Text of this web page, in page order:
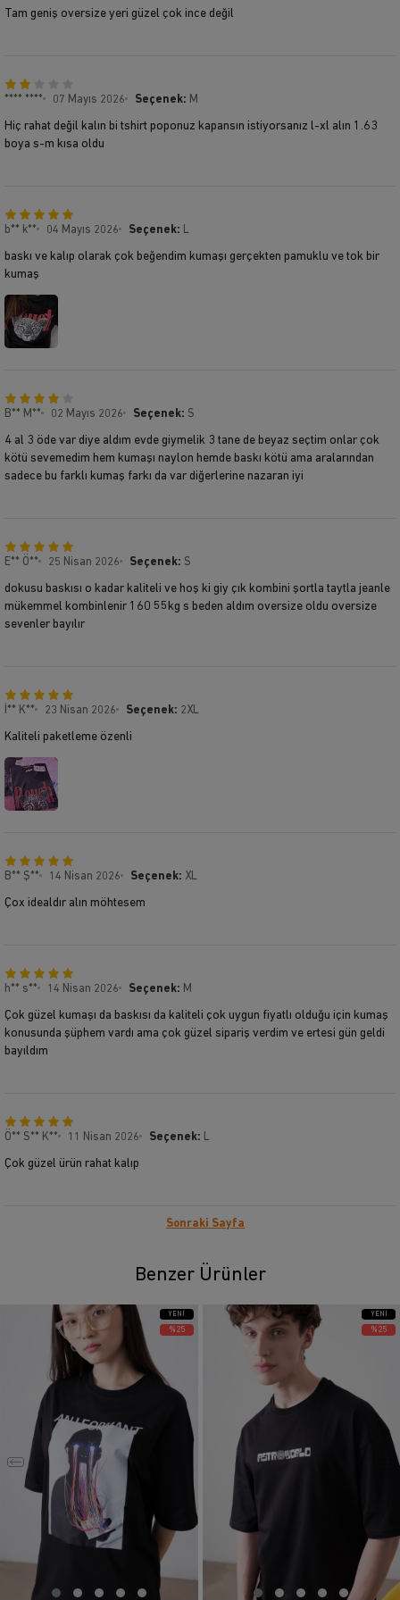
Tam geniş oversize yeri güzel çok ince değil
**** **** 07 Mayıs 2026 Seçenek: M
Hiç rahat değil kalın bi tshirt poponuz kapansın istiyorsanız l-xl alın 1.63
boya s-m kısa oldu
b** k** 04 Mayıs 2026 Seçenek: L
baskı ve kalıp olarak çok beğendim kumaşı gerçekten pamuklu ve tok bir
kumaş
B** M** 02 Mayıs 2026 Seçenek: S
4 al 3 öde var diye aldım evde giymelik 3 tane de beyaz seçtim onlar çok
kötü sevemedim hem kumaşı naylon hemde baskı kötü ama aralarından
sadece bu farklı kumaş farkı da var diğerlerine nazaran iyi
E** Ö** 25 Nisan 2026 Seçenek: S
dokusu baskısı o kadar kaliteli ve hoş ki giy çık kombini şortla taytla jeanle
mükemmel kombinlenir 160 55kg s beden aldım oversize oldu oversize
sevenler bayılır
İ** K** 23 Nisan 2026 Seçenek: 2XL
Kaliteli paketleme özenli
B** Ş** 14 Nisan 2026 Seçenek: XL
Çox idealdır alın möhtesem
h** s** 14 Nisan 2026 Seçenek: M
Çok güzel kumaşı da baskısı da kaliteli çok uygun fiyatlı olduğu için kumaş
konusunda şüphem vardı ama çok güzel sipariş verdim ve ertesi gün geldi
bayıldım
Ö** S** K** 11 Nisan 2026 Seçenek: L
Çok güzel ürün rahat kalıp
Sonraki Sayfa
Benzer Ürünler
YENI
ÜRÜN
%25
YENI
ÜRÜN
%25